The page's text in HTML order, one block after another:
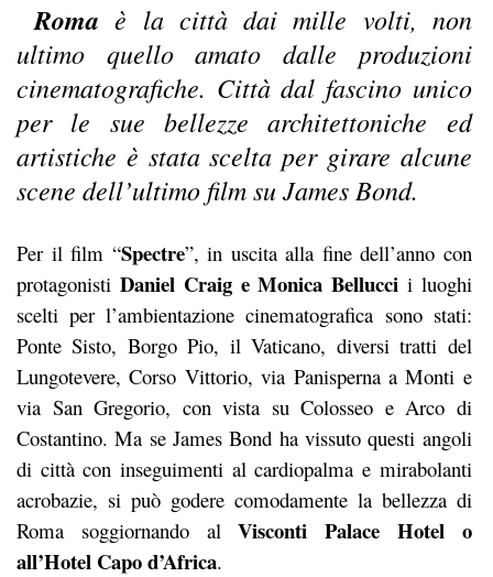
Roma è la città dai mille volti, non
ultimo quello amato dalle produzioni
cinematografiche. Città dal fascino unico
per le sue bellezze architettoniche ed
artistiche è stata scelta per girare alcune
scene dell’ultimo film su James Bond.
Per il film “Spectre”, in uscita alla fine dell’anno con
protagonisti Daniel Craig e Monica Bellucci i luoghi
scelti per l’ambientazione cinematografica sono stati:
Ponte Sisto, Borgo Pio, il Vaticano, diversi tratti del
Lungotevere, Corso Vittorio, via Panisperna a Monti e
via San Gregorio, con vista su Colosseo e Arco di
Costantino. Ma se James Bond ha vissuto questi angoli
di città con inseguimenti al cardiopalma e mirabolanti
acrobazie, si può godere comodamente la bellezza di
Roma soggiornando alVisconti Palace Hotel o
all’Hotel Capo d’Africa.